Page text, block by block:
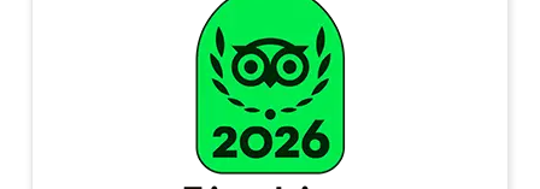
Celular Área de ventas 2 - WhatsApp:
Celular Área de Operaciones - WhatsApp:
aventura, ofreciendo oportunidades para practicar rafting